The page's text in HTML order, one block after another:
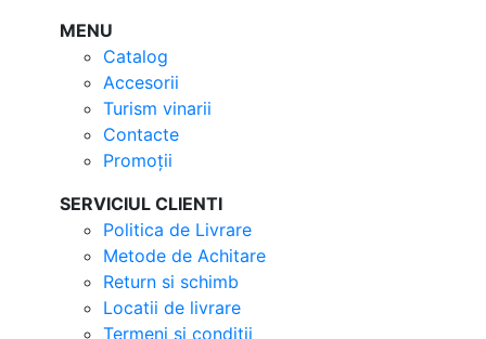
MENU
Catalog
Accesorii
Turism vinarii
Contacte
Promoții
SERVICIUL CLIENTI
Politica de Livrare
Metode de Achitare
Return si schimb
Locatii de livrare
Termeni si conditii